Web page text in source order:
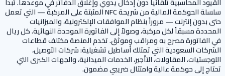
سلسلة الحوكمة المالية من شريحة NFC المثبتة على المركبة — التي تعمل
حتى بدون إنترنت — مروراً بنظام الموافقات الإلكترونية، والميزانيات
المحددة مسبقاً لكل مركبة، وصولاً إلى الفاتورة الموحدة النهائية. كل ريال
في الفاتورة مصرح به ومراقب وموثق. تخدم المنصة مختلف قطاعات
الشركات السعودية التي تمتلك أساطيل تشغيلية: شركات التوصيل،
اللوجستيات، المقاولات، التأجير، الخدمات الميدانية، والجهات الكبرى التي
تحتاج إلى حوكمة عالية وامتثال ضريبي مضمون.